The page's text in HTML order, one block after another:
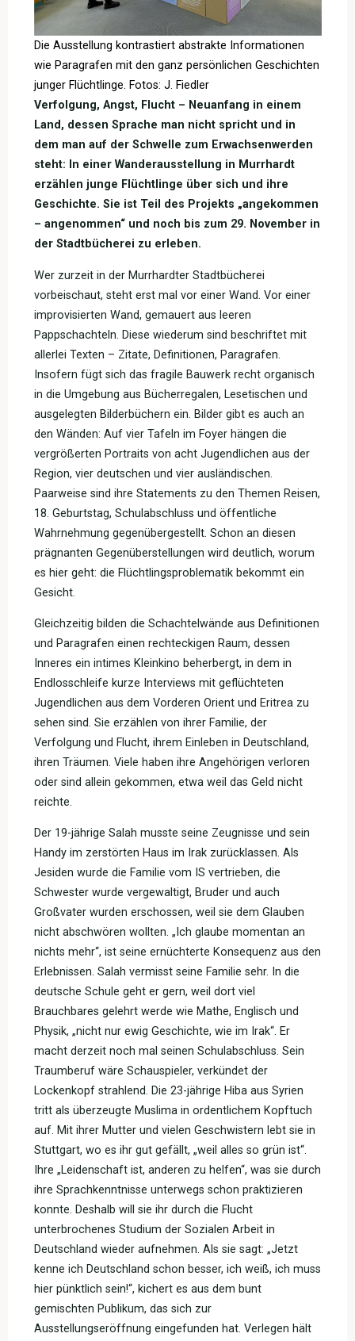
Die Ausstellung kontrastiert abstrakte Informationen
wie Paragrafen mit den ganz persönlichen Geschichten
junger Flüchtlinge. Fotos: J. Fiedler
Verfolgung, Angst, Flucht – Neuanfang in einem
Land, dessen Sprache man nicht spricht und in
dem man auf der Schwelle zum Erwachsenwerden
steht: In einer Wanderausstellung in Murrhardt
erzählen junge Flüchtlinge über sich und ihre
Geschichte. Sie ist Teil des Projekts „angekommen
– angenommen“ und noch bis zum 29. November in
der Stadtbücherei zu erleben.
Wer zurzeit in der Murrhardter Stadtbücherei
vorbeischaut, steht erst mal vor einer Wand. Vor einer
improvisierten Wand, gemauert aus leeren
Pappschachteln. Diese wiederum sind beschriftet mit
allerlei Texten – Zitate, Definitionen, Paragrafen.
Insofern fügt sich das fragile Bauwerk recht organisch
in die Umgebung aus Bücherregalen, Lesetischen und
ausgelegten Bilderbüchern ein. Bilder gibt es auch an
den Wänden: Auf vier Tafeln im Foyer hängen die
vergrößerten Portraits von acht Jugendlichen aus der
Region, vier deutschen und vier ausländischen.
Paarweise sind ihre Statements zu den Themen Reisen,
18. Geburtstag, Schulabschluss und öffentliche
Wahrnehmung gegenübergestellt. Schon an diesen
prägnanten Gegenüberstellungen wird deutlich, worum
es hier geht: die Flüchtlingsproblematik bekommt ein
Gesicht.
Gleichzeitig bilden die Schachtelwände aus Definitionen
und Paragrafen einen rechteckigen Raum, dessen
Inneres ein intimes Kleinkino beherbergt, in dem in
Endlosschleife kurze Interviews mit geflüchteten
Jugendlichen aus dem Vorderen Orient und Eritrea zu
sehen sind. Sie erzählen von ihrer Familie, der
Verfolgung und Flucht, ihrem Einleben in Deutschland,
ihren Träumen. Viele haben ihre Angehörigen verloren
oder sind allein gekommen, etwa weil das Geld nicht
reichte.
Der 19-jährige Salah musste seine Zeugnisse und sein
Handy im zerstörten Haus im Irak zurücklassen. Als
Jesiden wurde die Familie vom IS vertrieben, die
Schwester wurde vergewaltigt, Bruder und auch
Großvater wurden erschossen, weil sie dem Glauben
nicht abschwören wollten. „Ich glaube momentan an
nichts mehr“, ist seine ernüchterte Konsequenz aus den
Erlebnissen. Salah vermisst seine Familie sehr. In die
deutsche Schule geht er gern, weil dort viel
Brauchbares gelehrt werde wie Mathe, Englisch und
Physik, „nicht nur ewig Geschichte, wie im Irak“. Er
macht derzeit noch mal seinen Schulabschluss. Sein
Traumberuf wäre Schauspieler, verkündet der
Lockenkopf strahlend. Die 23-jährige Hiba aus Syrien
tritt als überzeugte Muslima in ordentlichem Kopftuch
auf. Mit ihrer Mutter und vielen Geschwistern lebt sie in
Stuttgart, wo es ihr gut gefällt, „weil alles so grün ist“.
Ihre „Leidenschaft ist, anderen zu helfen“, was sie durch
ihre Sprachkenntnisse unterwegs schon praktizieren
konnte. Deshalb will sie ihr durch die Flucht
unterbrochenes Studium der Sozialen Arbeit in
Deutschland wieder aufnehmen. Als sie sagt: „Jetzt
kenne ich Deutschland schon besser, ich weiß, ich muss
hier pünktlich sein!“, kichert es aus dem bunt
gemischten Publikum, das sich zur
Ausstellungseröffnung eingefunden hat. Verlegen hält